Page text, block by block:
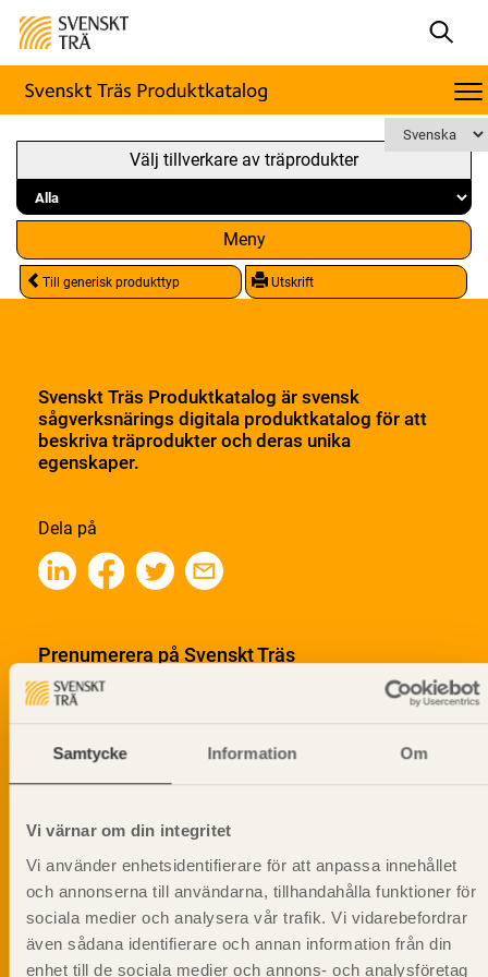
Samtycke Information Om
Vi värnar om din integritet
Vi använder enhetsidentifierare för att anpassa innehållet
och annonserna till användarna, tillhandahålla funktioner för
sociala medier och analysera vår trafik. Vi vidarebefordrar
även sådana identifierare och annan information från din
enhet till de sociala medier och annons- och analysföretag
Välj tillverkare av träprodukter
Meny
Till generisk produkttyp Utskrift
Svenskt Träs Produktkatalog är svensk
sågverksnärings digitala produktkatalog för att
beskriva träprodukter och deras unika
egenskaper.
Dela på
Prenumerera på Svenskt Träs
informationsutskick!